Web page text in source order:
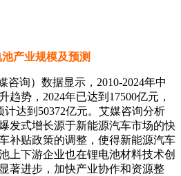
产业规模及预测
询）数据显示，2010-2024年中
趋势，2024年已达到17500亿元，
计达到50372亿元。艾媒咨询分析
发式增长源于新能源汽车市场的快
补贴政策的调整，使得新能源汽车
上下游企业也在锂电池材料技术创
著进步，加快产业协作和资源整